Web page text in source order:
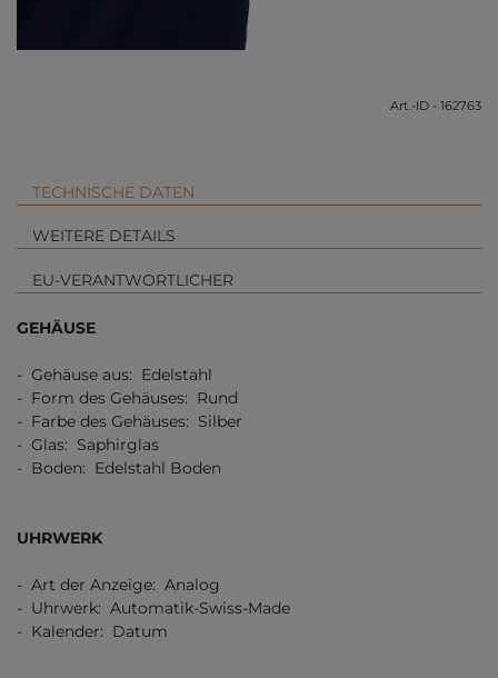
Art.-ID - 162763
TECHNISCHE DATEN
WEITERE DETAILS
EU-VERANTWORTLICHER
GEHÄUSE
- Gehäuse aus: Edelstahl
- Form des Gehäuses: Rund
- Farbe des Gehäuses: Silber
- Glas: Saphirglas
- Boden: Edelstahl Boden
UHRWERK
- Art der Anzeige: Analog
- Uhrwerk: Automatik-Swiss-Made
- Kalender: Datum